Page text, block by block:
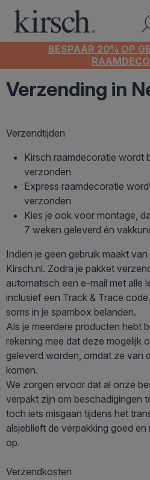
BESPAAR 20% OP
Verzending in
Verzendtijden
Kirsch raamdecoratie wordt
verzonden
Express raamdecoratie
verzonden
Kies je ook voor montage,
7 weken geleverd én
Indien je geen gebruik maakt
Kirsch.nl. Zodra je pakket
automatisch een e-mail met alle
inclusief een Track & Trace
soms in je spambox belanden.
Als je meerdere producten hebt
rekening mee dat deze mogelijk
geleverd worden, omdat ze van
komen.
We zorgen ervoor dat al onze
verpakt zijn om beschadigingen
toch iets misgaan tijdens het
alsjeblieft de verpakking goed en
op.
Verzendkosten